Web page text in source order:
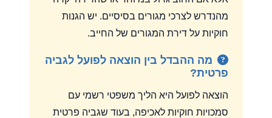
מהנדרש לצרכי מגורים בסיסיים. יש הגנות
חוקיות על דירת המגורים של החייב.
מה ההבדל בין הוצאה לפועל לגביה
פרטית?
הוצאה לפועל היא הליך משפטי רשמי עם
סמכויות חוקיות לאכיפה, בעוד שגביה פרטית